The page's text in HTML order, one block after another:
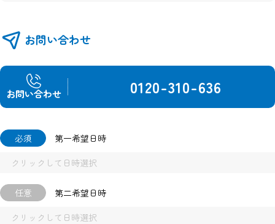
※図面と現況が異なる場合は現況優先とさせて頂きます。
お問い合わせ
お問い合わせ 0120-310-636
必須 第一希望日時
任意 第二希望日時